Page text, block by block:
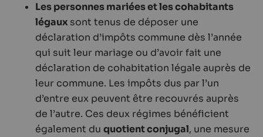
Les personnes mariées et les cohabitants
légaux sont tenus de déposer une
déclaration d’impôts commune dès l’année
qui suit leur mariage ou d’avoir fait une
déclaration de cohabitation légale auprès de
leur commune. Les impôts dus par l’un
d’entre eux peuvent être recouvrés auprès
de l’autre. Ces deux régimes bénéficient
également du quotient conjugal, une mesure